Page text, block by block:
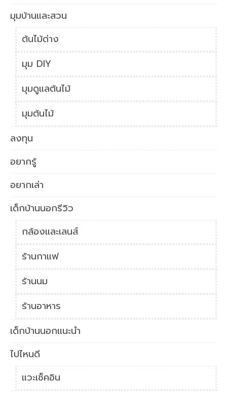
มุมบ้านและสวน
ต้นไม้ด่าง
มุม DIY
มุมดูแลต้นไม้
มุมต้นไม้
ลงทุน
อยากรู้
อยากเล่า
เด็กบ้านนอกรีวิว
กล้องและเลนส์
ร้านกาแฟ
ร้านนม
ร้านอาหาร
เด็กบ้านนอกแนะนำ
ไปไหนดี
แวะเช็คอิน